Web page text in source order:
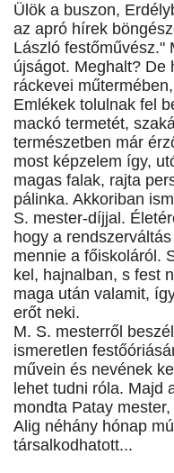
Ülök a buszon,
az apró hírek
László festőművész."
újságot. Meghalt? De
ráckevei
Emlékek tolulnak fel
mackó termetét,
természetben már
most képzelem így,
magas falak, rajta
pálinka. Akkoriban
S. mester-díjjal.
hogy a
mennie a főiskoláról.
kel, hajnalban, s fest
maga után valamit,
erőt neki.
M. S. mesterről
ismeretlen
művein és nevének
lehet tudni róla. Majd
mondta Patay
Alig néhány hónap
társalkodhatott...